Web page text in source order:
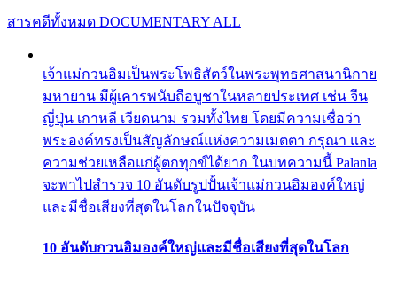
สารคดีทั้งหมด DOCUMENTARY ALL
เจ้าแม่กวนอิมเป็นพระโพธิสัตว์ในพระพุทธศาสนานิกาย
มหายาน มีผู้เคารพนับถือบูชาในหลายประเทศ เช่น จีน
ญี่ปุ่น เกาหลี เวียดนาม รวมทั้งไทย โดยมีความเชื่อว่า
พระองค์ทรงเป็นสัญลักษณ์แห่งความเมตตา กรุณา และ
ความช่วยเหลือแก่ผู้ตกทุกข์ได้ยาก ในบทความนี้ Palanla
จะพาไปสำรวจ 10 อันดับรูปปั้นเจ้าแม่กวนอิมองค์ใหญ่
และมีชื่อเสียงที่สุดในโลกในปัจจุบัน
10 อันดับกวนอิมองค์ใหญ่และมีชื่อเสียงที่สุดในโลก